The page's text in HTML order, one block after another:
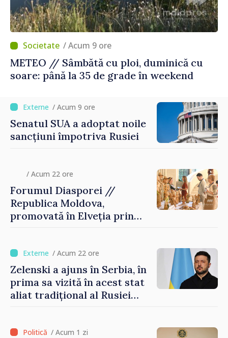
/ Acum 9 ore
METEO // Sâmbătă cu ploi, duminică cu
soare: până la 35 de grade în weekend
/ Acum 9 ore
Senatul SUA a adoptat noile
sancțiuni împotriva Rusiei
/ Acum 22 ore
Forumul Diasporei //
Republica Moldova,
promovată în Elveția prin
/ Acum 22 ore
Zelenski a ajuns în Serbia, în
prima sa vizită în acest stat
aliat tradițional al Rusiei
/ Acum 1 zi